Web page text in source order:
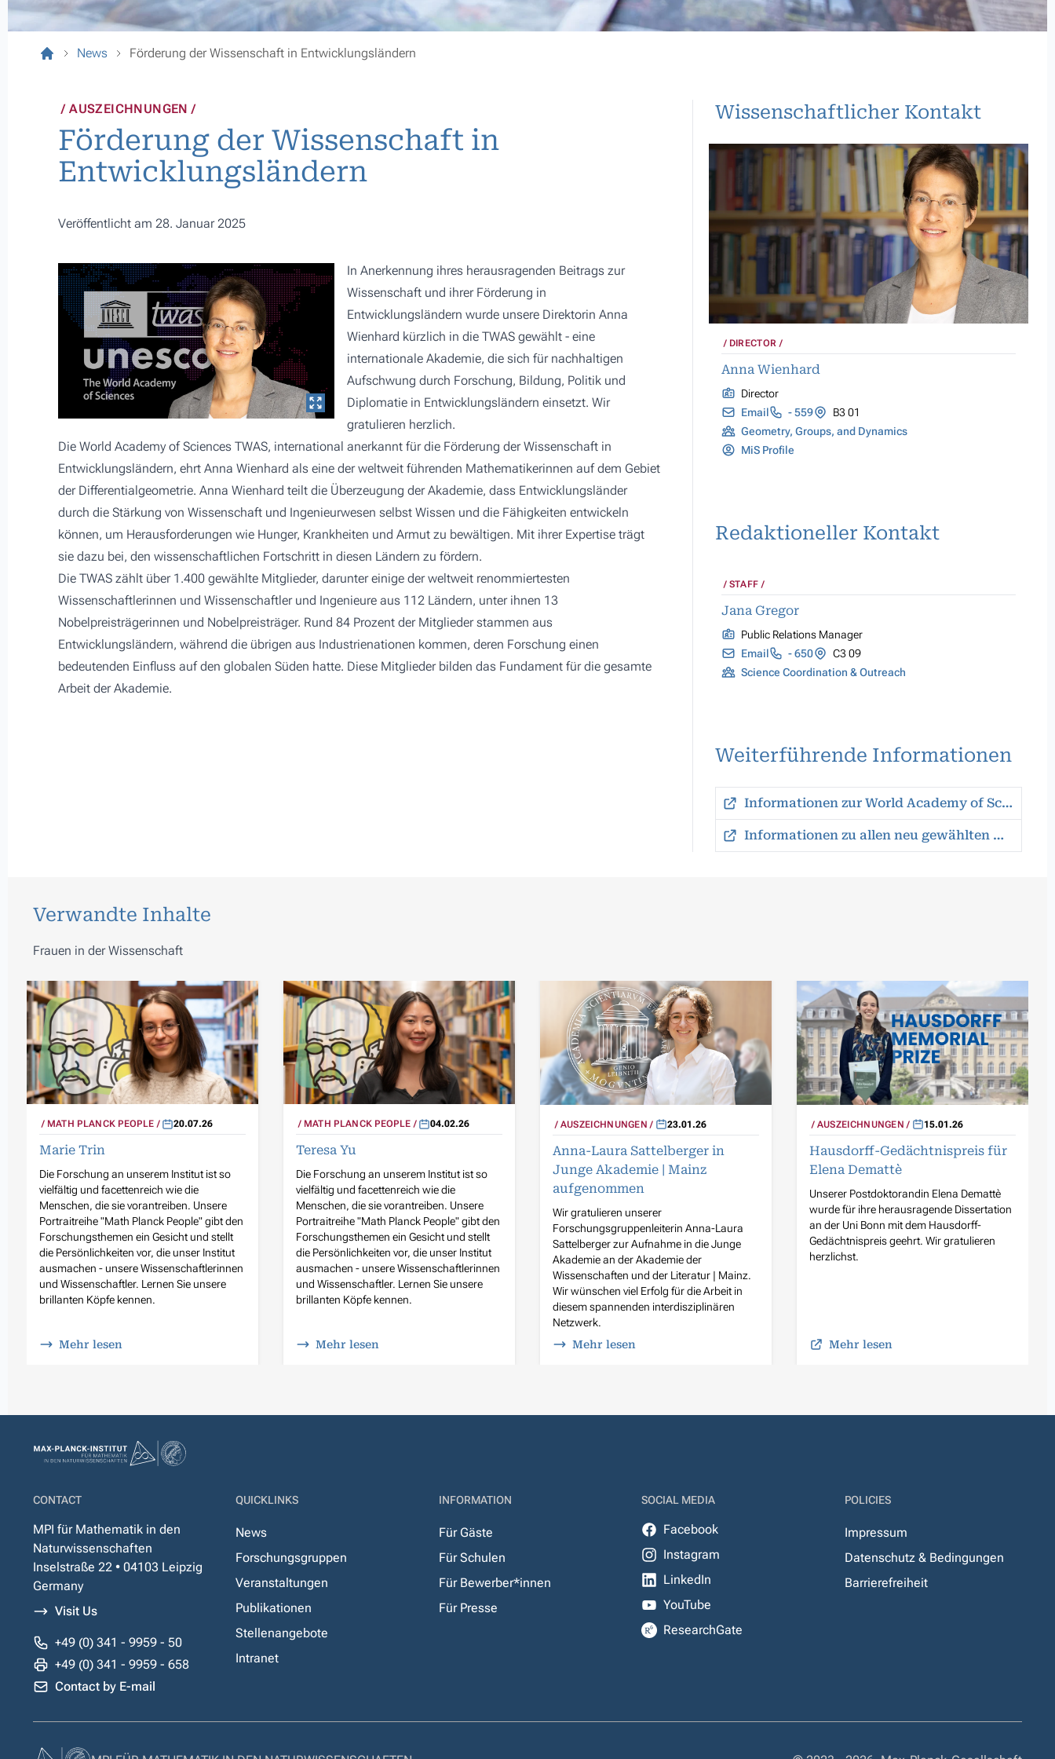
News Förderung der Wissenschaft in Entwicklungsländern
AUSZEICHNUNGEN
Förderung der Wissenschaft in
Entwicklungsländern
Veröffentlicht am 28. Januar 2025
In Anerkennung ihres herausragenden Beitrags zur
Wissenschaft und ihrer Förderung in
Entwicklungsländern wurde unsere Direktorin Anna
Wienhard kürzlich in die TWAS gewählt - eine
internationale Akademie, die sich für nachhaltigen
Aufschwung durch Forschung, Bildung, Politik und
Diplomatie in Entwicklungsländern einsetzt. Wir
gratulieren herzlich.
Die World Academy of Sciences TWAS, international anerkannt für die Förderung der Wissenschaft in
Entwicklungsländern, ehrt Anna Wienhard als eine der weltweit führenden Mathematikerinnen auf dem Gebiet
der Differentialgeometrie. Anna Wienhard teilt die Überzeugung der Akademie, dass Entwicklungsländer
durch die Stärkung von Wissenschaft und Ingenieurwesen selbst Wissen und die Fähigkeiten entwickeln
können, um Herausforderungen wie Hunger, Krankheiten und Armut zu bewältigen. Mit ihrer Expertise trägt
sie dazu bei, den wissenschaftlichen Fortschritt in diesen Ländern zu fördern.
Die TWAS zählt über 1.400 gewählte Mitglieder, darunter einige der weltweit renommiertesten
Wissenschaftlerinnen und Wissenschaftler und Ingenieure aus 112 Ländern, unter ihnen 13
Nobelpreisträgerinnen und Nobelpreisträger. Rund 84 Prozent der Mitglieder stammen aus
Entwicklungsländern, während die übrigen aus Industrienationen kommen, deren Forschung einen
bedeutenden Einfluss auf den globalen Süden hatte. Diese Mitglieder bilden das Fundament für die gesamte
Arbeit der Akademie.
Wissenschaftlicher Kontakt
DIRECTOR
Anna Wienhard
Director
Email
- 559
B3 01
Geometry, Groups, and Dynamics
MiS Profile
Redaktioneller Kontakt
STAFF
Jana Gregor
Public Relations Manager
Email
- 650
C3 09
Science Coordination & Outreach
Weiterführende Informationen
Informationen zur World Academy of Sciences TWAS
Informationen zu allen neu gewählten Mitgliedern der TWAS
Verwandte Inhalte
Frauen in der Wissenschaft
MATH PLANCK PEOPLE 20.07.26
Marie Trin
Die Forschung an unserem Institut ist so
vielfältig und facettenreich wie die
Menschen, die sie vorantreiben. Unsere
Portraitreihe "Math Planck People" gibt den
Forschungsthemen ein Gesicht und stellt
die Persönlichkeiten vor, die unser Institut
ausmachen - unsere Wissenschaftlerinnen
und Wissenschaftler. Lernen Sie unsere
brillanten Köpfe kennen.
Mehr lesen
MATH PLANCK PEOPLE 04.02.26
Teresa Yu
Die Forschung an unserem Institut ist so
vielfältig und facettenreich wie die
Menschen, die sie vorantreiben. Unsere
Portraitreihe "Math Planck People" gibt den
Forschungsthemen ein Gesicht und stellt
die Persönlichkeiten vor, die unser Institut
ausmachen - unsere Wissenschaftlerinnen
und Wissenschaftler. Lernen Sie unsere
brillanten Köpfe kennen.
Mehr lesen
AUSZEICHNUNGEN 23.01.26
Anna-Laura Sattelberger in
Junge Akademie | Mainz
aufgenommen
Wir gratulieren unserer
Forschungsgruppenleiterin Anna-Laura
Sattelberger zur Aufnahme in die Junge
Akademie an der Akademie der
Wissenschaften und der Literatur | Mainz.
Wir wünschen viel Erfolg für die Arbeit in
diesem spannenden interdisziplinären
Netzwerk.
Mehr lesen
AUSZEICHNUNGEN 15.01.26
Hausdorff-Gedächtnispreis für
Elena Demattè
Unserer Postdoktorandin Elena Demattè
wurde für ihre herausragende Dissertation
an der Uni Bonn mit dem Hausdorff-
Gedächtnispreis geehrt. Wir gratulieren
herzlichst.
Mehr lesen
CONTACT
MPI für Mathematik in den
Naturwissenschaften
Inselstraße 22 • 04103 Leipzig
Germany
Visit Us
+49 (0) 341 - 9959 - 50
+49 (0) 341 - 9959 - 658
Contact by E-mail
QUICKLINKS
News
Forschungsgruppen
Veranstaltungen
Publikationen
Stellenangebote
Intranet
INFORMATION
Für Gäste
Für Schulen
Für Bewerber*innen
Für Presse
SOCIAL MEDIA
Facebook
Instagram
LinkedIn
YouTube
ResearchGate
POLICIES
Impressum
Datenschutz & Bedingungen
Barrierefreiheit